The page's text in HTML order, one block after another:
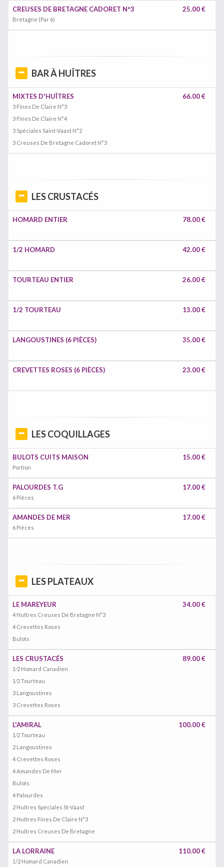
CREUSES DE BRETAGNE CADORET N°3
Bretagne (Par 6)
25.00 €
BAR À HUÎTRES
MIXTES D'HUÎTRES
3 Fines De Claire N°3
3 Fines De Claire N°4
3 Spéciales Saint-Vaast N°2
3 Creuses De Bretagne Cadoret N°3
66.00 €
LES CRUSTACÉS
HOMARD ENTIER 78.00 €
1/2 HOMARD 42.00 €
TOURTEAU ENTIER 26.00 €
1/2 TOURTEAU 13.00 €
LANGOUSTINES (6 PIÈCES) 35.00 €
CREVETTES ROSES (6 PIÈCES) 23.00 €
LES COQUILLAGES
BULOTS CUITS MAISON
Portion
15.00 €
PALOURDES T.G
6 Pièces
17.00 €
AMANDES DE MER
6 Pièces
17.00 €
LES PLATEAUX
LE MAREYEUR
4 Huîtres Creuses De Bretagne N°3
4 Crevettes Roses
Bulots
34.00 €
LES CRUSTACÉS
1⁄2 Homard Canadien
1⁄2 Tourteau
3 Langoustines
3 Crevettes Roses
89.00 €
L'AMIRAL
1⁄2 Tourteau
2 Langoustines
4 Crevettes Roses
4 Amandes De Mer
Bulots
4 Palourdes
2 Huîtres Spéciales St-Vaast
2 Huîtres Fines De Claire N°3
2 Huîtres Creuses De Bretagne
100.00 €
LA LORRAINE
1/2 Homard Canadien
110.00 €